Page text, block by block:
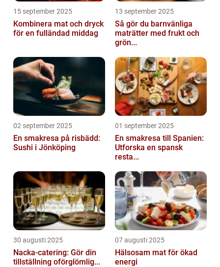
15 september 2025
Kombinera mat och dryck
för en fulländad middag
13 september 2025
Så gör du barnvänliga
maträtter med frukt och
grön...
02 september 2025
En smakresa på risbädd:
Sushi i Jönköping
01 september 2025
En smakresa till Spanien:
Utforska en spansk
resta...
30 augusti 2025
Nacka-catering: Gör din
tillställning oförglömlig...
07 augusti 2025
Hälsosam mat för ökad
energi